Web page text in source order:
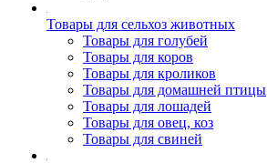
Товары для сельхоз животных
Товары для голубей
Товары для коров
Товары для кроликов
Товары для домашней птицы
Товары для лошадей
Товары для овец, коз
Товары для свиней